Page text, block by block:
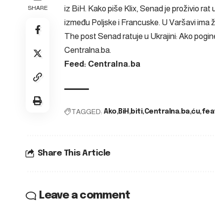
SHARE
iz BiH. Kako piše Klix, Senad je proživio
između Poljske i Francuske. U Varšavi ima
The post Senad ratuje u Ukrajini: Ako
Centralna.ba.
Feed: Centralna.ba
TAGGED: Ako BiH biti Centralna.ba ću
Share This Article
Leave a comment